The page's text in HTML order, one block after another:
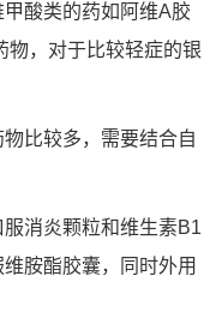
酸类的药如阿维A胶
物，对于比较轻症的银
比较多，需要结合自
消炎颗粒和维生素B1
胺酯胶囊，同时外用